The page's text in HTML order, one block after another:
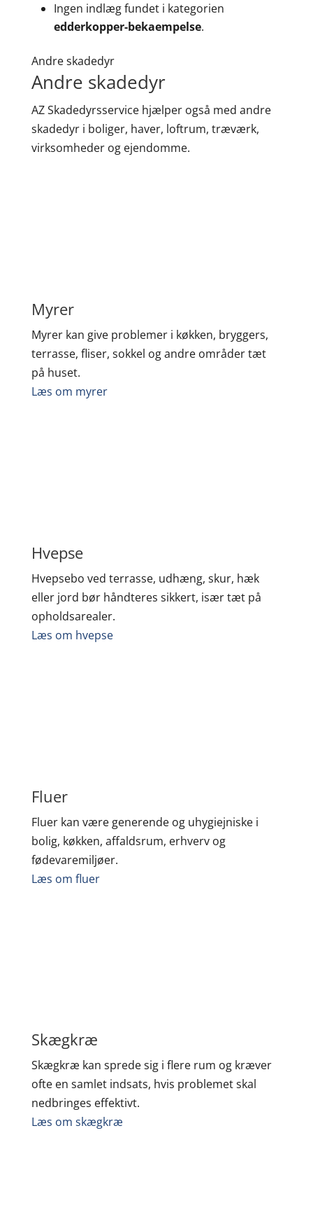
Ingen indlæg fundet i kategorien
edderkopper-bekaempelse.
Andre skadedyr
Andre skadedyr
AZ Skadedyrsservice hjælper også med andre
skadedyr i boliger, haver, loftrum, træværk,
virksomheder og ejendomme.
Myrer
Myrer kan give problemer i køkken, bryggers,
terrasse, fliser, sokkel og andre områder tæt
på huset.
Læs om myrer
Hvepse
Hvepsebo ved terrasse, udhæng, skur, hæk
eller jord bør håndteres sikkert, især tæt på
opholdsarealer.
Læs om hvepse
Fluer
Fluer kan være generende og uhygiejniske i
bolig, køkken, affaldsrum, erhverv og
fødevaremiljøer.
Læs om fluer
Skægkræ
Skægkræ kan sprede sig i flere rum og kræver
ofte en samlet indsats, hvis problemet skal
nedbringes effektivt.
Læs om skægkræ